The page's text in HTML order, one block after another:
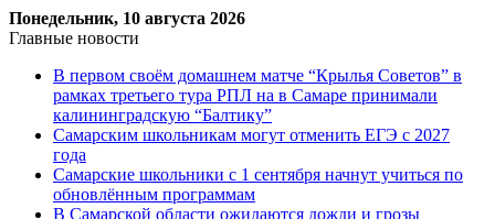
Понедельник, 10 августа 2026
Главные новости
В первом своём домашнем матче “Крылья Советов” в
рамках третьего тура РПЛ на в Самаре принимали
калининградскую “Балтику”
Самарским школьникам могут отменить ЕГЭ с 2027
года
Самарские школьники с 1 сентября начнут учиться по
обновлённым программам
В Самарской области ожидаются дожди и грозы